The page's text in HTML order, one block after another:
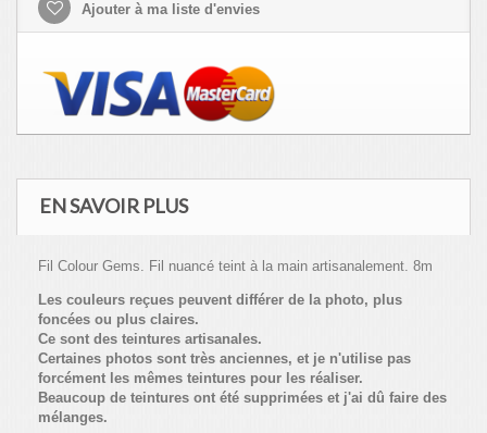
Ajouter à ma liste d'envies
EN SAVOIR PLUS
Fil Colour Gems. Fil nuancé teint à la main artisanalement. 8m
Les couleurs reçues peuvent différer de la photo, plus
foncées ou plus claires.
Ce sont des teintures artisanales.
Certaines photos sont très anciennes, et je n'utilise pas
forcément les mêmes teintures pour les réaliser.
Beaucoup de teintures ont été supprimées et j'ai dû faire des
mélanges.